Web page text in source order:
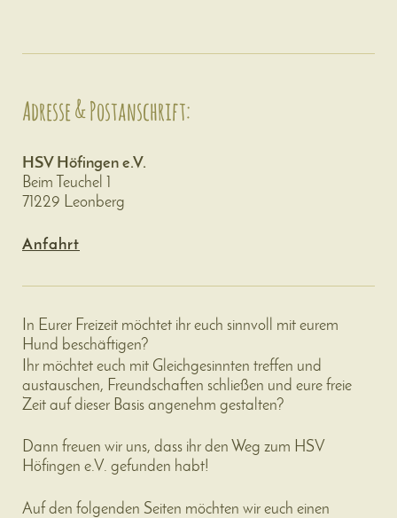
Adresse & Postanschrift:
HSV Höfingen e.V.
Beim Teuchel 1
71229 Leonberg
Anfahrt
In Eurer Freizeit möchtet ihr euch sinnvoll mit eurem
Hund beschäftigen?
Ihr möchtet euch mit Gleichgesinnten treffen und
austauschen, Freundschaften schließen und eure freie
Zeit auf dieser Basis angenehm gestalten?
Dann freuen wir uns, dass ihr den Weg zum HSV
Höfingen e.V. gefunden habt!
Auf den folgenden Seiten möchten wir euch einen